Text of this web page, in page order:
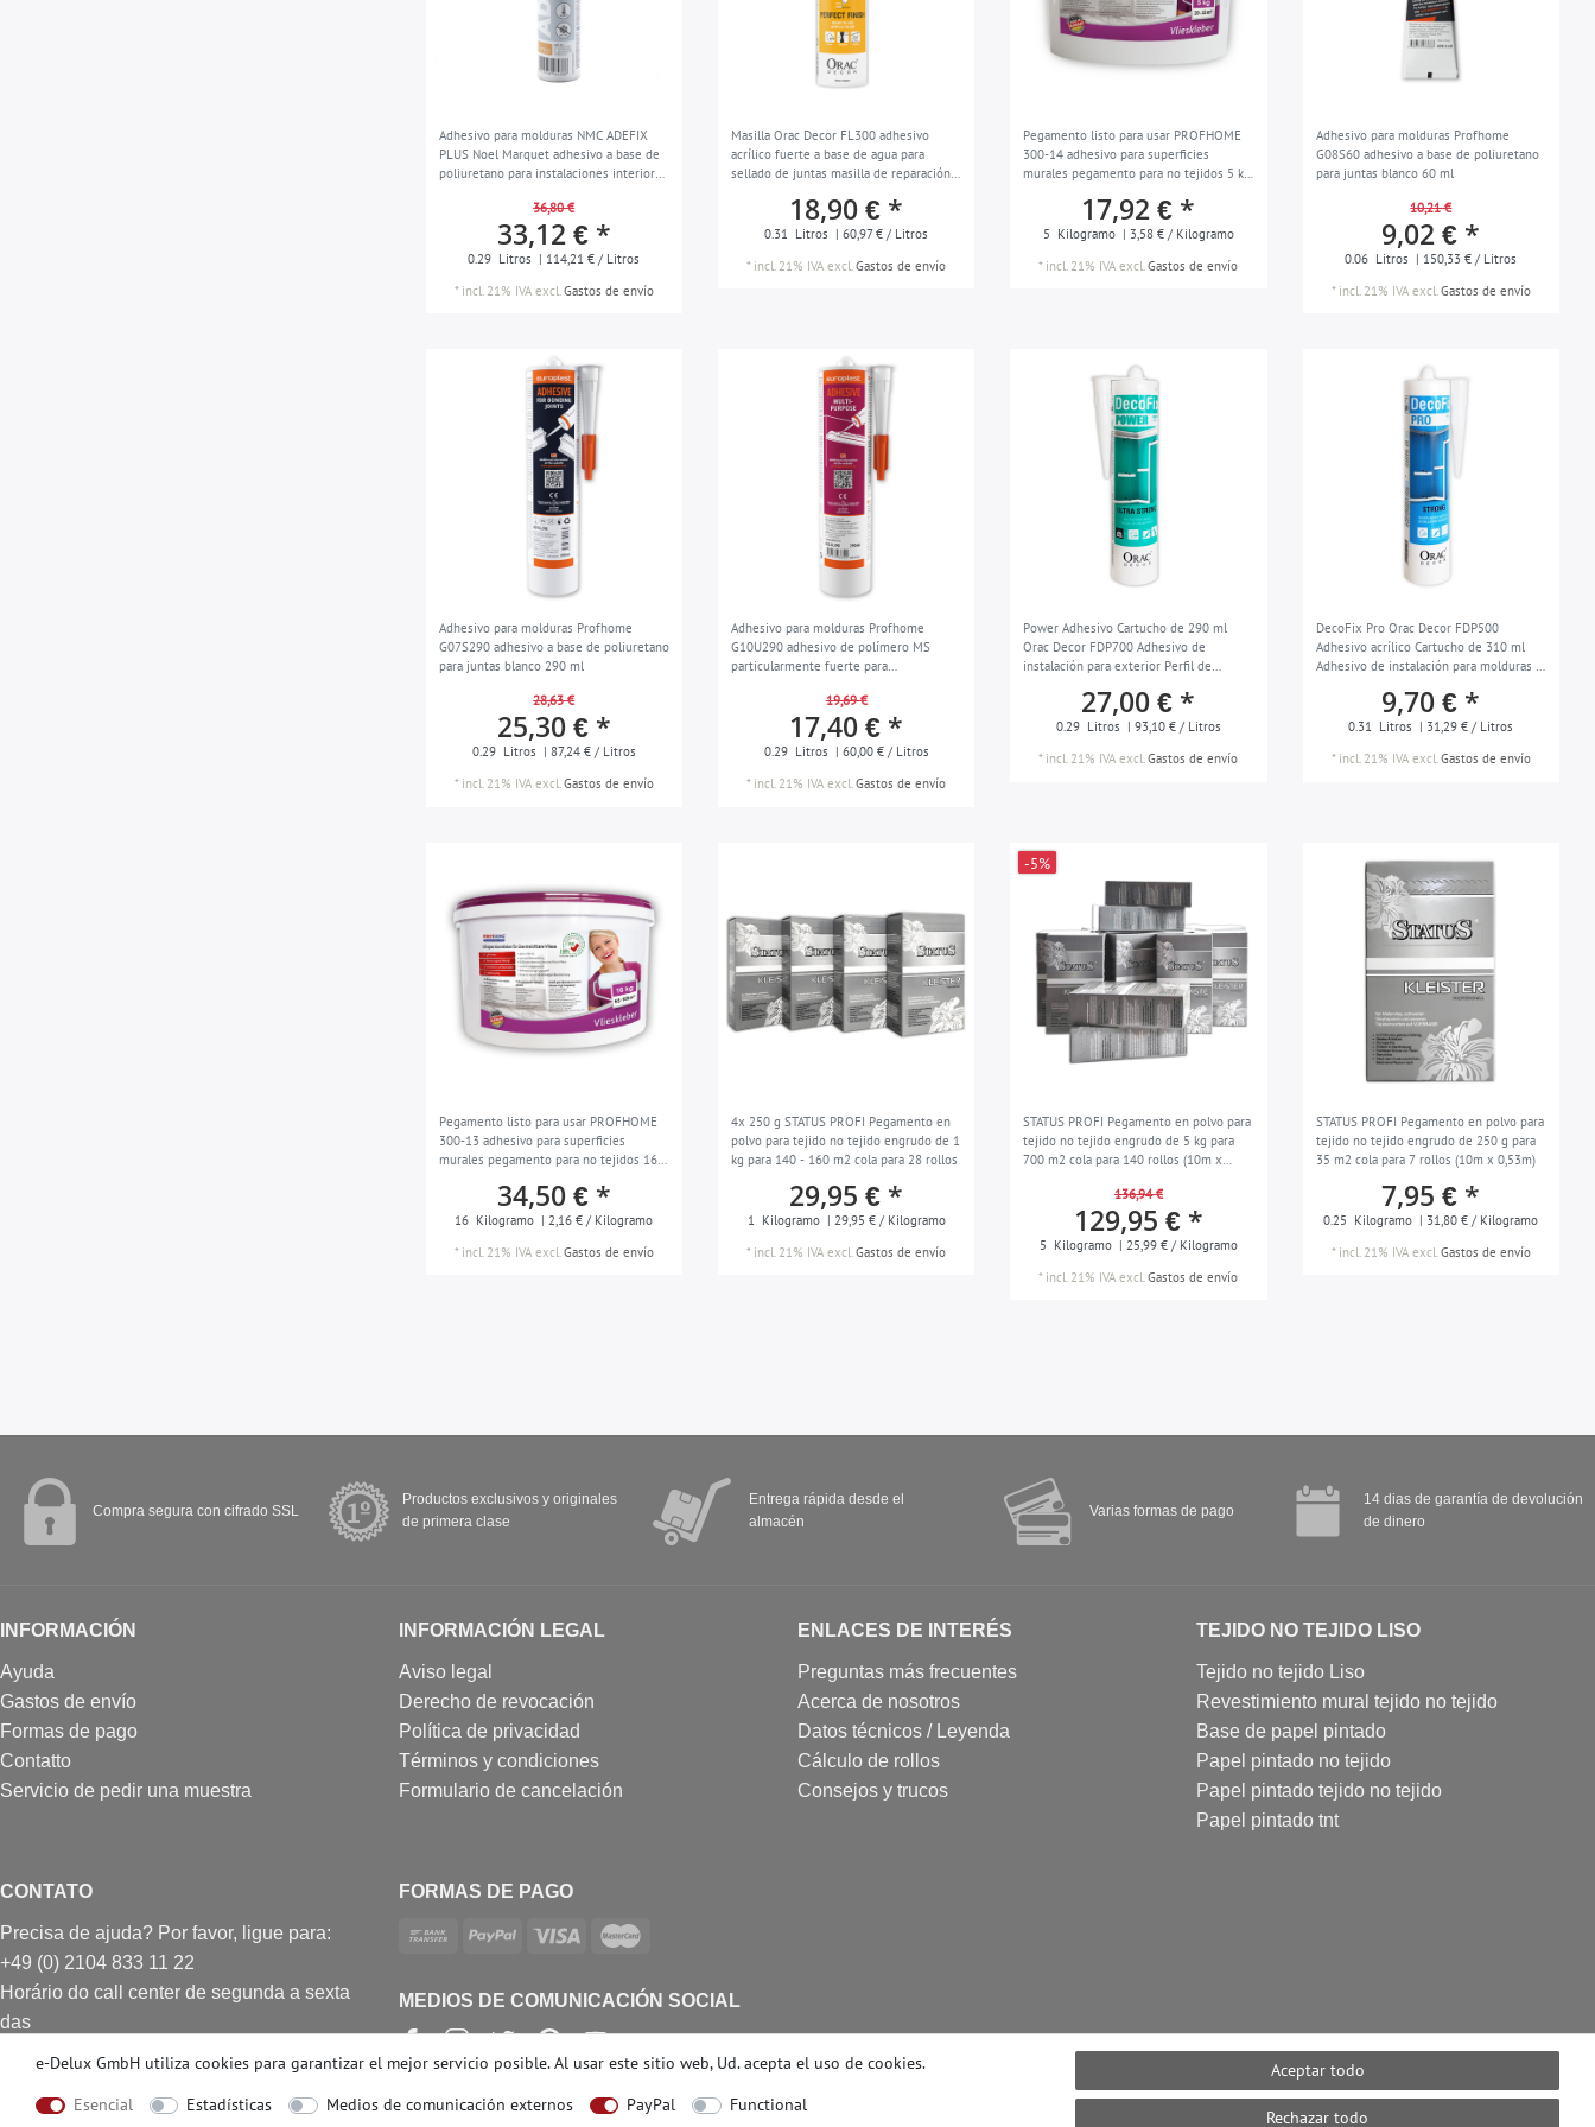
Adhesivo para molduras NMC ADEFIX
PLUS Noel Marquet adhesivo a base de
poliuretano para instalaciones interiores
36,80 €
33,12 € *
0.29 Litros | 114,21 € / Litros
* incl. 21% IVAexcl. Gastos de envío
Masilla Orac Decor FL300 adhesivo
acrílico fuerte a base de agua para
sellado de juntas masilla de reparación
18,90 € *
0.31 Litros | 60,97 € / Litros
* incl. 21% IVA excl.Gastos de envío
Pegamento listo para usar PROFHOME
300-14 adhesivo para superficies
murales pegamento para no tejidos 5 kg
17,92 € *
5 Kilogramo | 3,58 € / Kilogramo
* incl. 21% IVA excl.Gastos de envío
Adhesivo para molduras Profhome
G08S60 adhesivo a base de poliuretano
para juntas blanco 60 ml
10,21 €
9,02 € *
0.06 Litros | 150,33 € / Litros
* incl. 21% IVAexcl. Gastos de envío
Adhesivo para molduras Profhome
G07S290 adhesivo a base de poliuretano
para juntas blanco 290 ml
28,63 €
25,30 € *
0.29 Litros | 87,24 € / Litros
* incl. 21% IVAexcl.Gastos de envío
Adhesivo para molduras Profhome
G10U290 adhesivo de polímero MS
particularmente fuerte para
habitaciones húmedas blanco 290 ml
19,69 €
17,40 € *
0.29 Litros | 60,00 € / Litros
* incl. 21% IVA excl.Gastos de envío
Power Adhesivo Cartucho de 290 ml
Orac Decor FDP700 Adhesivo de
instalación para exterior Perfil de
27,00 € *
0.29 Litros | 93,10 € / Litros
* incl. 21% IVA excl.Gastos de envío
DecoFix Pro Orac Decor FDP500
Adhesivo acrílico Cartucho de 310 ml
Adhesivo de instalación para molduras y
9,70 € *
0.31 Litros | 31,29 € / Litros
* incl. 21% IVAexcl.Gastos de envío
Pegamento listo para usar PROFHOME
300-13 adhesivo para superficies
murales pegamento para no tejidos 16
34,50 € *
16 Kilogramo | 2,16 € / Kilogramo
* incl. 21% IVAexcl.Gastos de envío
4x 250 g STATUS PROFI Pegamento en
polvo para tejido no tejido engrudo de 1
kg para 140 - 160 m2 cola para 28 rollos
29,95 € *
1 Kilogramo | 29,95 € / Kilogramo
* incl. 21% IVA excl.Gastos de envío
-5%
STATUS PROFI Pegamento en polvo para
tejido no tejido engrudo de 5 kg para
700 m2 cola para 140 rollos (10m x
136,94 €
129,95 € *
5 Kilogramo | 25,99 € / Kilogramo
* incl. 21% IVA excl.Gastos de envío
STATUS PROFI Pegamento en polvo para
tejido no tejido engrudo de 250 g para
35 m2 cola para 7 rollos (10m x 0,53m)
7,95 € *
0.25 Kilogramo | 31,80 € / Kilogramo
* incl. 21% IVAexcl.Gastos de envío
Compra segura con cifrado SSL
Productos exclusivos y originales
de primera clase
Entrega rápida desde el
almacén
Varias formas de pago
14 dias de garantía de devolución
de dinero
INFORMACIÓN
Ayuda
Gastos de envío
Formas de pago
Contatto
Servicio de pedir una muestra
INFORMACIÓN LEGAL
Aviso legal
Derecho de revocación
Política de privacidad
Términos y condiciones
Formulario de cancelación
ENLACES DE INTERÉS
Preguntas más frecuentes
Acerca de nosotros
Datos técnicos / Leyenda
Cálculo de rollos
Consejos y trucos
TEJIDO NO TEJIDO LISO
Tejido no tejido Liso
Revestimiento mural tejido no tejido
Base de papel pintado
Papel pintado no tejido
Papel pintado tejido no tejido
Papel pintado tnt
CONTATO
Precisa de ajuda? Por favor, ligue para:
+49 (0) 2104 833 11 22
Horário do call center de segunda a sexta
das
10h às 16h (GMT + 1)
FORMAS DE PAGO
MEDIOS DE COMUNICACIÓN SOCIAL
e-Delux GmbH utiliza cookies para garantizar el mejor servicio posible. Al usar este sitio web, Ud. acepta el uso de cookies.
Esencial
Estadísticas Medios de comunicación externos PayPal Functional
Aceptar todo
Rechazar todo